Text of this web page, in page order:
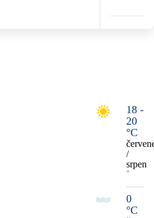
18 -
20
°C
/
srpen
*
0
°C